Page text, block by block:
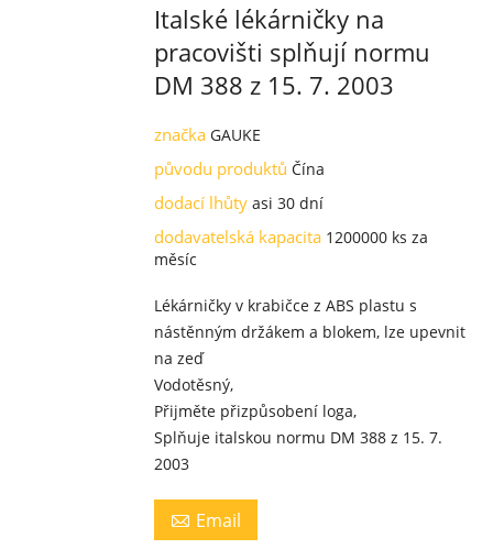
Italské lékárničky na
pracovišti splňují normu
DM 388 z 15. 7. 2003
značka GAUKE
původu produktů Čína
dodací lhůty asi 30 dní
dodavatelská kapacita 1200000 ks za
měsíc
Lékárničky v krabičce z ABS plastu s
nástěnným držákem a blokem, lze upevnit
na zeď
Vodotěsný,
Přijměte přizpůsobení loga,
Splňuje italskou normu DM 388 z 15. 7.
2003
 Email